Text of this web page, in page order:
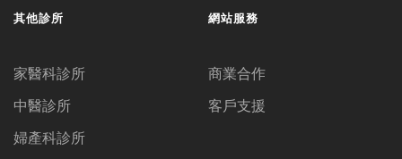
其他診所
家醫科診所
中醫診所
婦產科診所
網站服務
商業合作
客戶支援